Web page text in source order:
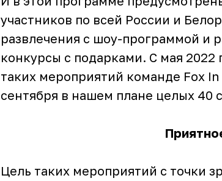
участников по всей России и
развлечения с шоу-программой и
конкурсы с подарками. С мая
таких мероприятий команде Fox
сентября в нашем плане целых 40
Цель таких мероприятий с точки